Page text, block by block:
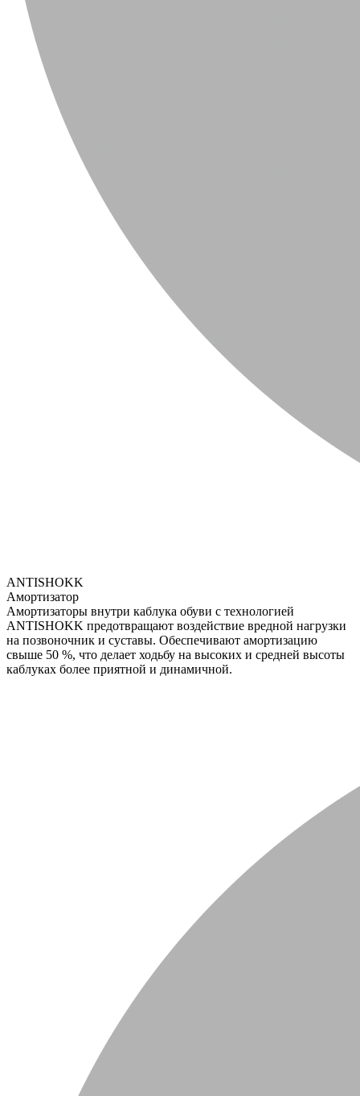
ANTISHOKK
Амортизатор
Амортизаторы внутри каблука обуви с технологией
ANTISHOKK предотвращают воздействие вредной нагрузки
на позвоночник и суставы. Обеспечивают амортизацию
свыше 50 %, что делает ходьбу на высоких и средней высоты
каблуках более приятной и динамичной.